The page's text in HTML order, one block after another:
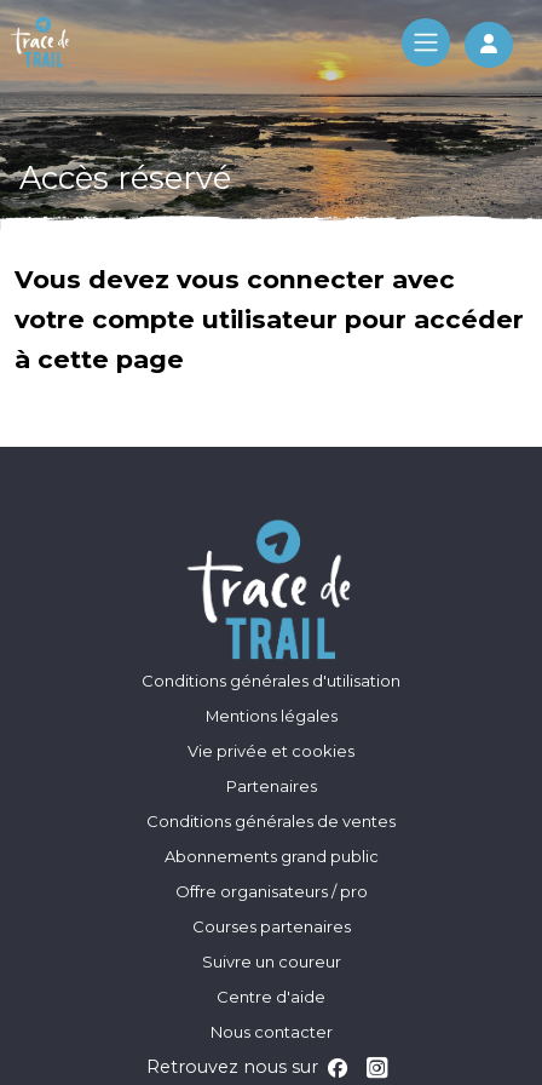
Log
Accès réservé
Vous devez vous connecter avec
votre compte utilisateur pour accéder
à cette page
Conditions générales d'utilisation
Mentions légales
Vie privée et cookies
Partenaires
Conditions générales de ventes
Abonnements grand public
Offre organisateurs / pro
Courses partenaires
Suivre un coureur
Centre d'aide
Nous contacter
Retrouvez nous sur